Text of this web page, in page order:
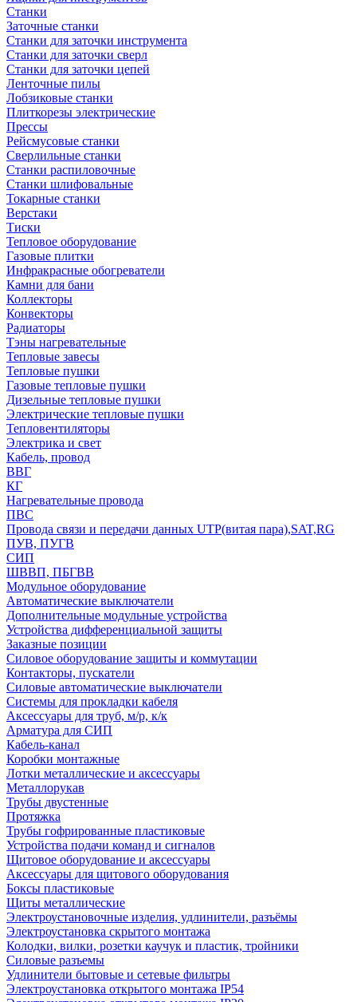
Станки
Заточные станки
Станки для заточки инструмента
Станки для заточки сверл
Станки для заточки цепей
Ленточные пилы
Лобзиковые станки
Плиткорезы электрические
Прессы
Рейсмусовые станки
Сверлильные станки
Станки распиловочные
Станки шлифовальные
Токарные станки
Верстаки
Тиски
Тепловое оборудование
Газовые плитки
Инфракрасные обогреватели
Камни для бани
Коллекторы
Конвекторы
Радиаторы
Тэны нагревательные
Тепловые завесы
Тепловые пушки
Газовые тепловые пушки
Дизельные тепловые пушки
Электрические тепловые пушки
Тепловентиляторы
Электрика и свет
Кабель, провод
ВВГ
КГ
Нагревательные провода
ПВС
Провода связи и передачи данных UTP(витая пара),SAT,RG
ПУВ, ПУГВ
СИП
ШВВП, ПБГВВ
Модульное оборудование
Автоматические выключатели
Дополнительные модульные устройства
Устройства дифференциальной защиты
Заказные позиции
Силовое оборудование защиты и коммутации
Контакторы, пускатели
Силовые автоматические выключатели
Системы для прокладки кабеля
Аксессуары для труб, м/р, к/к
Арматура для СИП
Кабель-канал
Коробки монтажные
Лотки металлические и аксессуары
Металлорукав
Трубы двустенные
Протяжка
Трубы гофрированные пластиковые
Устройства подачи команд и сигналов
Щитовое оборудование и аксессуары
Аксессуары для щитового оборудования
Боксы пластиковые
Щиты металлические
Электроустановочные изделия, удлинители, разъёмы
Электроустановка скрытого монтажа
Колодки, вилки, розетки каучук и пластик, тройники
Силовые разъемы
Удлинители бытовые и сетевые фильтры
Электроустановка открытого монтажа IP54